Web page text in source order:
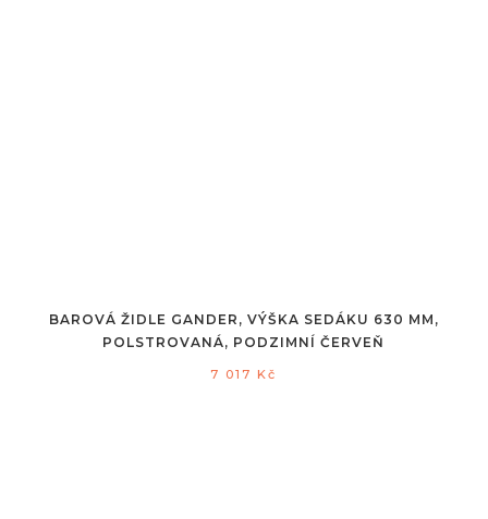
BAROVÁ ŽIDLE GANDER, VÝŠKA SEDÁKU 630 MM,
POLSTROVANÁ, PODZIMNÍ ČERVEŇ
7 017 Kč